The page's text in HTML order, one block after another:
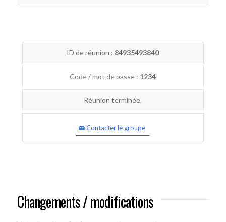
ID de réunion : 84935493840
Code / mot de passe : 1234
Réunion terminée.
Contacter le groupe
Changements / modifications